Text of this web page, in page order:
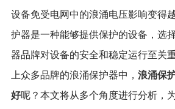
设备免受电网中的浪涌电压影响变得
护器是一种能够提供保护的设备，选
器品牌对设备的安全和稳定运行至关
上众多品牌的浪涌保护器中， 浪涌保
好呢？本文将从多个角度进行分析，